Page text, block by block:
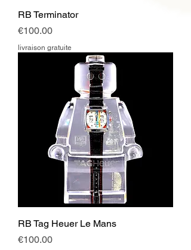
RB Terminator
Price
€100.00
livraison gratuite
RB Tag Heuer Le Mans
Price
€100.00